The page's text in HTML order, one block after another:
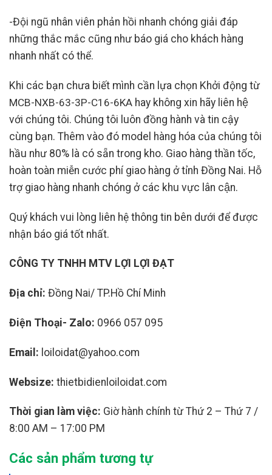
-Đội ngũ nhân viên phản hồi nhanh chóng giải đáp
những thắc mắc cũng như báo giá cho khách hàng
nhanh nhất có thể.
Khi các bạn chưa biết mình cần lựa chọn Khởi động từ
MCB-NXB-63-3P-C16-6KA hay không xin hãy liên hệ
với chúng tôi. Chúng tôi luôn đồng hành và tin cậy
cùng bạn. Thêm vào đó model hàng hóa của chúng tôi
hầu như 80% là có sẵn trong kho. Giao hàng thần tốc,
hoàn toàn miễn cước phí giao hàng ở tỉnh Đồng Nai. Hỗ
trợ giao hàng nhanh chóng ở các khu vực lân cận.
Quý khách vui lòng liên hệ thông tin bên dưới để được
nhận báo giá tốt nhất.
CÔNG TY TNHH MTV LỢI LỢI ĐẠT
Địa chỉ: Đồng Nai/ TP.Hồ Chí Minh
Điện Thoại- Zalo: 0966 057 095
Email: loiloidat@yahoo.com
Websize: thietbidienloiloidat.com
Thời gian làm việc: Giờ hành chính từ Thứ 2 – Thứ 7 /
8:00 AM – 17:00 PM
Các sản phẩm tương tự